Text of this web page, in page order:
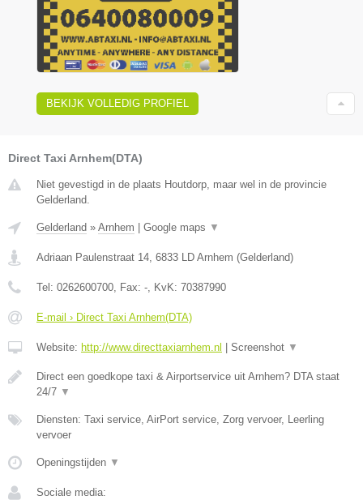
BEKIJK VOLLEDIG PROFIEL
Direct Taxi Arnhem(DTA)
Niet gevestigd in de plaats Houtdorp, maar wel in de provincie
Gelderland.
Gelderland » Arnhem Google maps ▼
Adriaan Paulenstraat 14, 6833 LD Arnhem (Gelderland)
Tel: 0262600700, Fax: -, KvK: 70387990
E-mail › Direct Taxi Arnhem(DTA)
Website: http://www.directtaxiarnhem.nl Screenshot ▼
Direct een goedkope taxi & Airportservice uit Arnhem? DTA staat
24/7 ▼
Diensten: Taxi service, AirPort service, Zorg vervoer, Leerling
vervoer
Openingstijden ▼
Sociale media: